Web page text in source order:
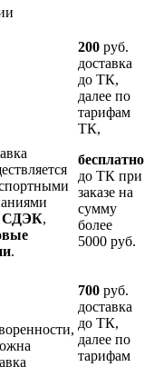
СДЭК,
.
200 руб.
доставка
до ТК,
далее по
тарифам
ТК,
бесплатно
до ТК при
заказе на
сумму
более
5000 руб.
700 руб.
доставка
до ТК,
далее по
тарифам